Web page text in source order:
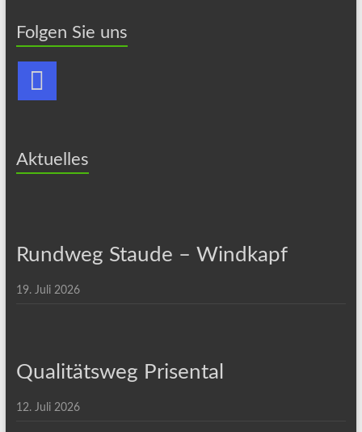
Folgen Sie uns
Aktuelles
Rundweg Staude – Windkapf
19. Juli 2026
Qualitätsweg Prisental
12. Juli 2026